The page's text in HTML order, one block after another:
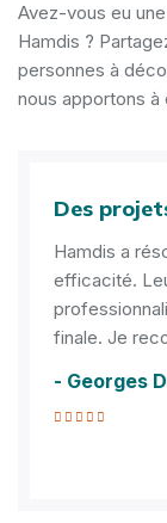
Avez-vous eu
Hamdis ?
personnes à
nous apportons à
Des
Hamdis a
efficacité.
finale. Je
- Georges